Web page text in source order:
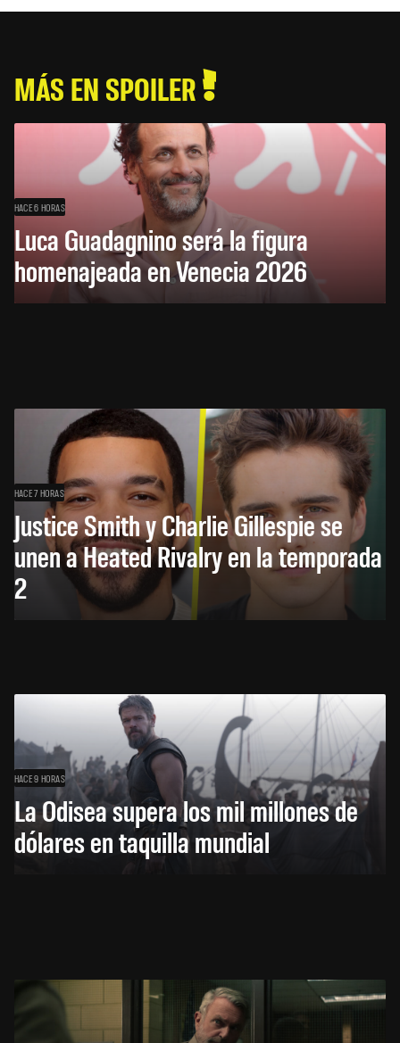
MÁS EN SPOILER
HACE 6 HORAS
Luca Guadagnino será la figura
homenajeada en Venecia 2026
HACE 7 HORAS
Justice Smith y Charlie Gillespie se
unen a Heated Rivalry en la temporada
2
HACE 9 HORAS
La Odisea supera los mil millones de
dólares en taquilla mundial